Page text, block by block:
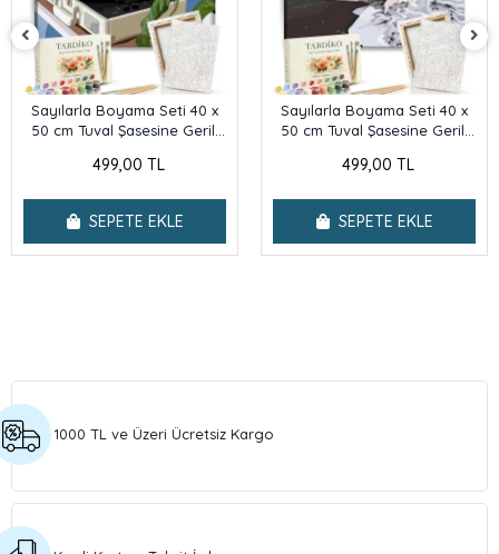
Sayılarla Boyama Seti 40 x
50 cm Tuval Şasesine Gerili
499,00 TL
SEPETE EKLE
Sayılarla Boyama Seti 40 x
50 cm Tuval Şasesine Gerili
499,00 TL
SEPETE EKLE
1000 TL ve Üzeri Ücretsiz Kargo